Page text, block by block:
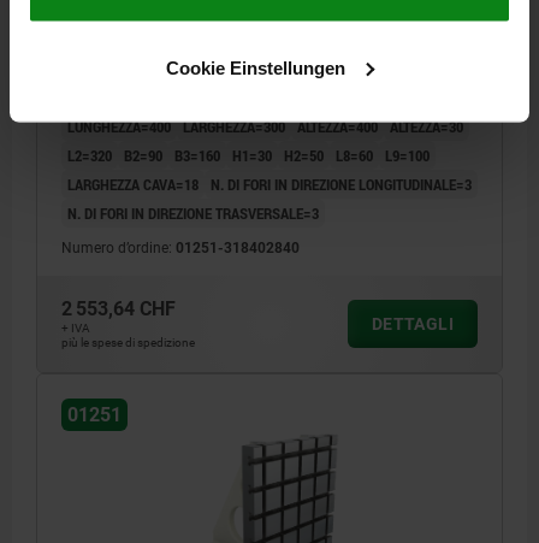
Cookie Einstellungen
LUNGHEZZA=400 LARGHEZZA=300 ALTEZZA=400 ALTEZZA=30
L2=320
B2=90 B3=160 H1=30 H2=50 L8=60
L9=100
LARGHEZZA CAVA=18
N. DI FORI IN DIREZIONE LONGITUDINALE=3
N. DI FORI IN DIREZIONE TRASVERSALE=3
Numero d’ordine: 01251-318402840
2 553,64 CHF
+ IVA
più le spese di spedizione
DETTAGLI
01251